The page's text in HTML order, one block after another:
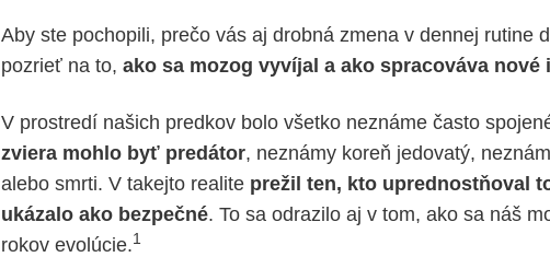
Aby ste pochopili, prečo vás aj drobná zmena v dennej rutine
pozrieť na to, ako sa mozog vyvíjal a ako spracováva nové
V prostredí našich predkov bolo všetko neznáme často
zviera mohlo byť predátor, neznámy koreň jedovatý,
alebo smrti. V takejto realite prežil ten, kto uprednostňoval
ukázalo ako bezpečné. To sa odrazilo aj v tom, ako sa náš
rokov evolúcie.1